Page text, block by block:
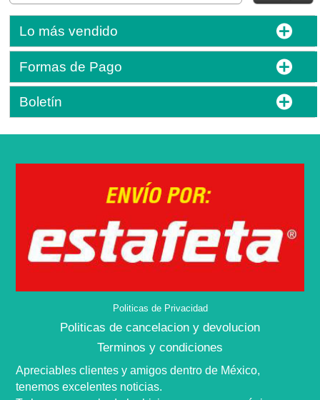
Lo más vendido
Formas de Pago
Boletín
Politicas de Privacidad
Politicas de cancelacion y devolucion
Terminos y condiciones
Apreciables clientes y amigos dentro de México,
tenemos excelentes noticias.